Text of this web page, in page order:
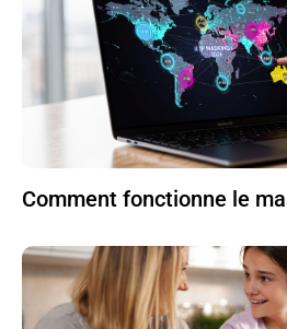
Comment fonctionne le